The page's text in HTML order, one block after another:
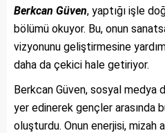
Berkcan Güven, yaptığı işle
bölümü okuyor. Bu, onun
vizyonunu geliştirmesine
daha da çekici hale getiriyor.
Berkcan Güven, sosyal medya
yer edinerek gençler arasında
oluşturdu. Onun enerjisi, mizah